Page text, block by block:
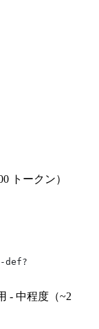
トークン）
def?
- 中程度（~2